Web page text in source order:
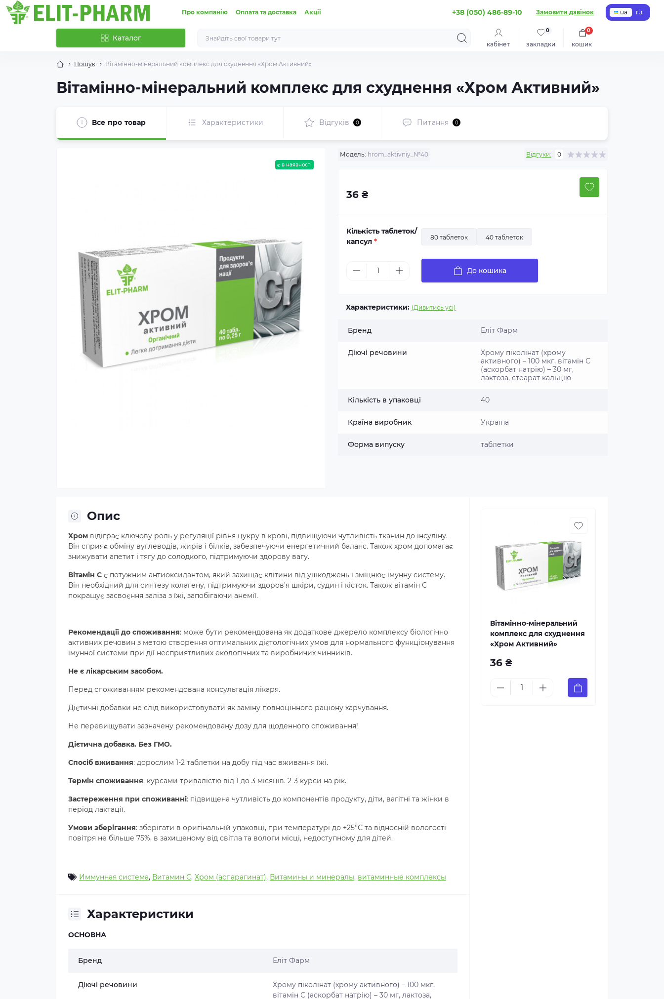
Про компанію Оплата та доставка Акції +38 (050) 486-89-10 Замовити дзвінок ua ru
Каталог
кабінет закладки
0
кошик
0
Пошук Вітамінно-мінеральний комплекс для схуднення «Хром Активний»
Вітамінно-мінеральний комплекс для схуднення «Хром Активний»
Все про товар Характеристики Відгуків 0 Питання 0
є в наявності
Модель: hrom_aktivniy_№40 Відгуки: 0
36 ₴
Кількість таблеток/
капсул * 80 таблеток 40 таблеток
До кошика
Характеристики: (Дивитись усі)
Бренд Еліт Фарм
Діючі речовини
Хрому піколінат (хрому
активного) – 100 мкг, вітамін С
(аскорбат натрію) – 30 мг,
лактоза, стеарат кальцію
Кількість в упаковці 40
Країна виробник Україна
Форма випуску таблетки
Опис
Хром відіграє ключову роль у регуляції рівня цукру в крові, підвищуючи чутливість тканин до інсуліну.
Він сприяє обміну вуглеводів, жирів і білків, забезпечуючи енергетичний баланс. Також хром допомагає
знижувати апетит і тягу до солодкого, підтримуючи здорову вагу.
Вітамін С є потужним антиоксидантом, який захищає клітини від ушкоджень і зміцнює імунну систему.
Він необхідний для синтезу колагену, підтримуючи здоров’я шкіри, судин і кісток. Також вітамін С
покращує засвоєння заліза з їжі, запобігаючи анемії.
Рекомендації до споживання: може бути рекомендована як додаткове джерело комплексу біологічно
активних речовин з метою створення оптимальних дієтологічних умов для нормального функціонування
імунної системи при дії несприятливих екологічних та виробничих чинників.
Не є лікарським засобом.
Перед споживанням рекомендована консультація лікаря.
Дієтичні добавки не слід використовувати як заміну повноцінного раціону харчування.
Не перевищувати зазначену рекомендовану дозу для щоденного споживання!
Дієтична добавка. Без ГМО.
Спосіб вживання: дорослим 1-2 таблетки на добу під час вживання їжі.
Термін споживання: курсами тривалістю від 1 до 3 місяців. 2-3 курси на рік.
Застереження при споживанні: підвищена чутливість до компонентів продукту, діти, вагітні та жінки в
період лактації.
Умови зберігання: зберігати в оригінальній упаковці, при температурі до +25°С та відносній вологості
повітря не більше 75%, в захищеному від світла та вологи місці, недоступному для дітей.
Иммунная система, Витамин С, Хром (аспарагинат), Витамины и минералы, витаминные комплексы
Характеристики
ОСНОВНА
Бренд Еліт Фарм
Діючі речовини
Хрому піколінат (хрому активного) – 100 мкг,
вітамін С (аскорбат натрію) – 30 мг, лактоза,
Вітамінно-мінеральний
комплекс для схуднення
«Хром Активний»
36 ₴